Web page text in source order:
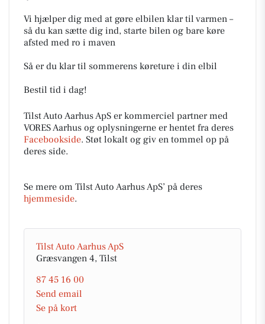
Vi hjælper dig med at gøre elbilen klar til varmen –
så du kan sætte dig ind, starte bilen og bare køre
afsted med ro i maven
Så er du klar til sommerens køreture i din elbil
Bestil tid i dag!
Tilst Auto Aarhus ApS er kommerciel partner med
VORES Aarhus og oplysningerne er hentet fra deres
Facebookside. Støt lokalt og giv en tommel op på
deres side.
Se mere om Tilst Auto Aarhus ApS’ på deres
hjemmeside.
Tilst Auto Aarhus ApS
Græsvangen 4, Tilst
87 45 16 00
Send email
Se på kort